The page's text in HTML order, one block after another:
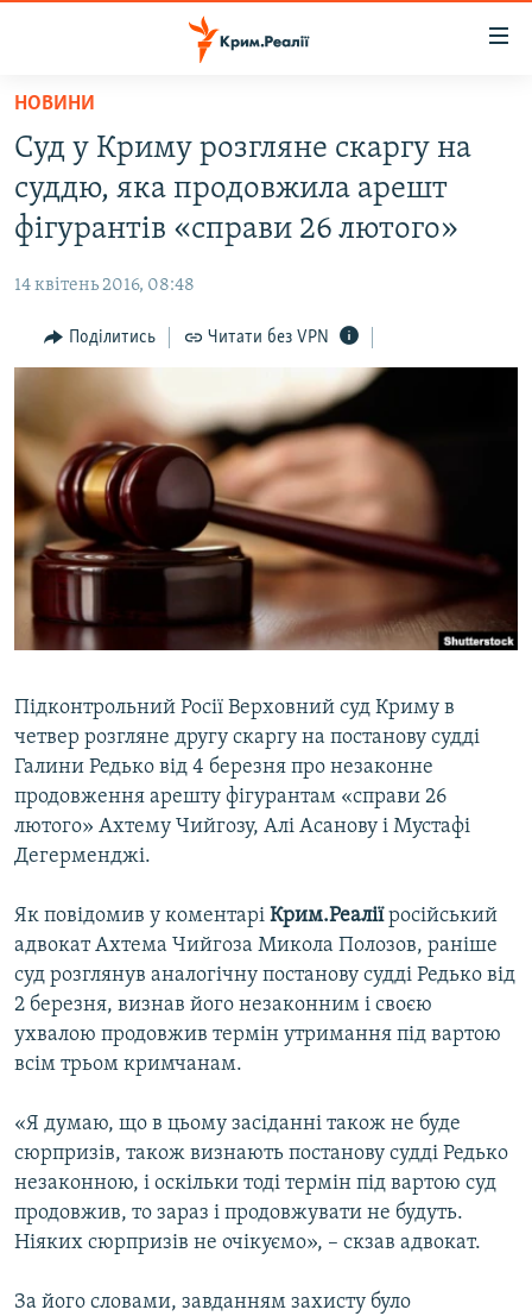
Перейти
основного
матеріалу
Перейти
до
основної
Перейти
до
ВОДА.КРИМ
ВІДЕО ТА ФОТО
БЛОГИ
ПОГЛЯД
ВСЕ ЗА ДЕНЬ
СПЕЦПРОЕКТИ
ДЕПОРТАЦІЯ
ВІДЕОУРОКИ «ELIFBE»
УКРАЇНСЬКА ПРОБЛЕМА КРИМУ
ЯК ОБІЙТИ БЛОКУВАННЯ
Русский
Qırımtatar
Усі сайти RFE/RL
НОВИНИ
Суд у Криму розгляне скаргу на
суддю, яка продовжила арешт
фігурантів «справи 26 лютого»
14 квітень 2016, 08:48
Поділитись Читати без VPN
Підконтрольний Росії Верховний суд Криму в
четвер розгляне другу скаргу на постанову судді
Галини Редько від 4 березня про незаконне
продовження арешту фігурантам «справи 26
лютого» Ахтему Чийгозу, Алі Асанову і Мустафі
Дегерменджі.
Як повідомив у коментарі Крим.Реаліїросійський
адвокат Ахтема Чийгоза Микола Полозов, раніше
суд розглянув аналогічну постанову судді Редько від
2 березня, визнав його незаконним і своєю
ухвалою продовжив термін утримання під вартою
всім трьом кримчанам.
«Я думаю, що в цьому засіданні також не буде
сюрпризів, також визнають постанову судді Редько
незаконною, і оскільки тоді термін під вартою суд
продовжив, то зараз і продовжувати не будуть.
Ніяких сюрпризів не очікуємо», – скзав адвокат.
За його словами, завданням захисту було